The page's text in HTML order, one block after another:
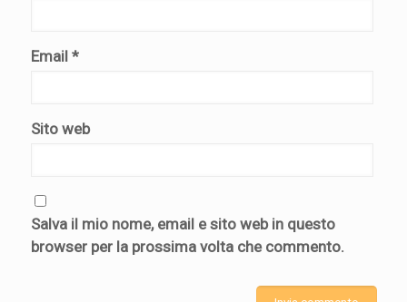
Email *
Sito web
Salva il mio nome, email e sito web in questo
browser per la prossima volta che commento.